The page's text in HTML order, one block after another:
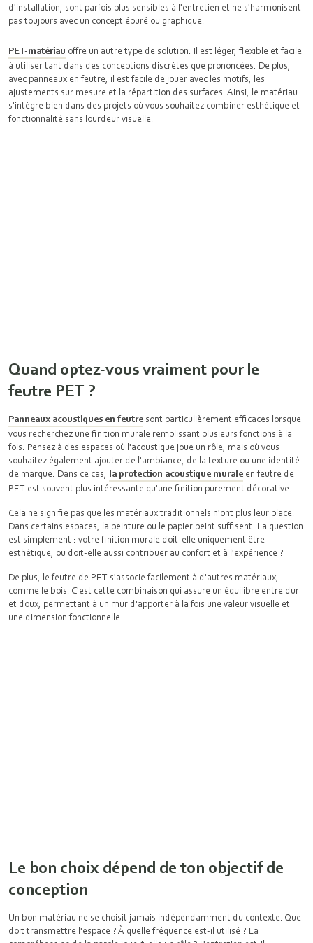
d'installation, sont parfois plus sensibles à l'entretien et ne s'harmonisent
pas toujours avec un concept épuré ou graphique.
PET-matériau offre un autre type de solution. Il est léger, flexible et facile
à utiliser tant dans des conceptions discrètes que prononcées. De plus,
avec panneaux en feutre, il est facile de jouer avec les motifs, les
ajustements sur mesure et la répartition des surfaces. Ainsi, le matériau
s'intègre bien dans des projets où vous souhaitez combiner esthétique et
fonctionnalité sans lourdeur visuelle.
Quand optez-vous vraiment pour le
feutre PET ?
Panneaux acoustiques en feutre sont particulièrement efficaces lorsque
vous recherchez une finition murale remplissant plusieurs fonctions à la
fois. Pensez à des espaces où l'acoustique joue un rôle, mais où vous
souhaitez également ajouter de l'ambiance, de la texture ou une identité
de marque. Dans ce cas, la protection acoustique murale en feutre de
PET est souvent plus intéressante qu'une finition purement décorative.
Cela ne signifie pas que les matériaux traditionnels n'ont plus leur place.
Dans certains espaces, la peinture ou le papier peint suffisent. La question
est simplement : votre finition murale doit-elle uniquement être
esthétique, ou doit-elle aussi contribuer au confort et à l'expérience ?
De plus, le feutre de PET s'associe facilement à d'autres matériaux,
comme le bois. C'est cette combinaison qui assure un équilibre entre dur
et doux, permettant à un mur d'apporter à la fois une valeur visuelle et
une dimension fonctionnelle.
Le bon choix dépend de ton objectif de
conception
Un bon matériau ne se choisit jamais indépendamment du contexte. Que
doit transmettre l'espace ? À quelle fréquence est-il utilisé ? La